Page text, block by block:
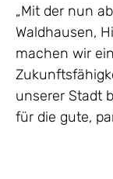
„Mit der nun
Waldhausen,
machen wir
unserer Stadt
für die gute,